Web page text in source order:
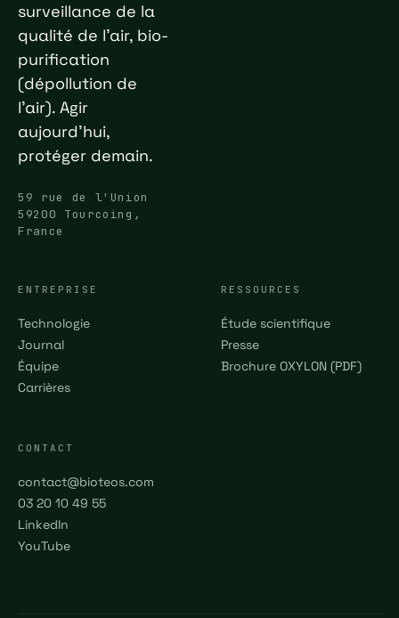
surveillance de la
qualité de l'air, bio-
purification
(dépollution de
l'air). Agir
aujourd'hui,
protéger demain.
59 rue de l'Union
59200 Tourcoing,
France
ENTREPRISE
Technologie
Journal
Équipe
Carrières
RESSOURCES
Étude scientifique
Presse
Brochure OXYLON (PDF)
CONTACT
contact@bioteos.com
03 20 10 49 55
LinkedIn
YouTube